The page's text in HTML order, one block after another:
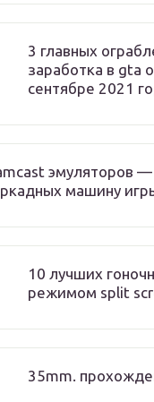
3 главных
заработка в gta
сентябре 2021
эмуляторов —
машину
10 лучших
режимом split
35mm.